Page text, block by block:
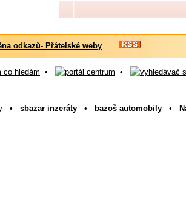
odkazů- Přátelské weby
• •
• sbazar inzeráty • bazoš automobily •